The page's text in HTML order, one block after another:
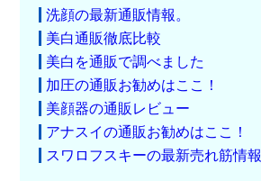
洗顔の最新通販情報。
美白通販徹底比較
美白を通販で調べました
加圧の通販お勧めはここ！
美顔器の通販レビュー
アナスイの通販お勧めはここ！
スワロフスキーの最新売れ筋情報